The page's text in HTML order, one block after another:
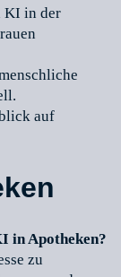
KI in der
auf
in Apotheken?
zu